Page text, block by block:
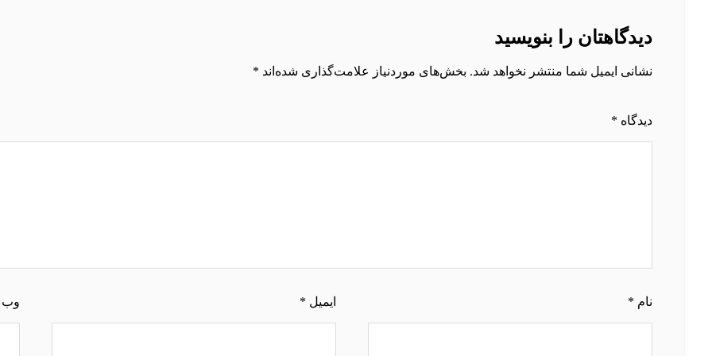
دیدگاهتان را بنویسید
نشانی ایمیل شما منتشر نخواهد شد. بخش‌های موردنیاز علامت‌گذاری شده‌اند *
دیدگاه *
نام * ایمیل * وب‌